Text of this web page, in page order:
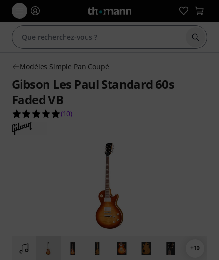
Modèles Simple Pan Coupé
Gibson Les Paul Standard 60s
Faded VB
5.0 étoiles sur 5 d'après 10 évaluations clients
(10)
+10